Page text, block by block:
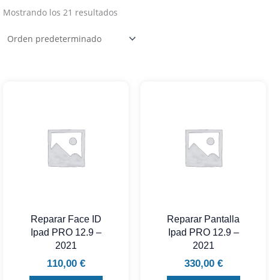
Mostrando los 21 resultados
Reparar Face ID
Ipad PRO 12.9 –
2021
110,00 €
Reparar Pantalla
Ipad PRO 12.9 –
2021
330,00 €